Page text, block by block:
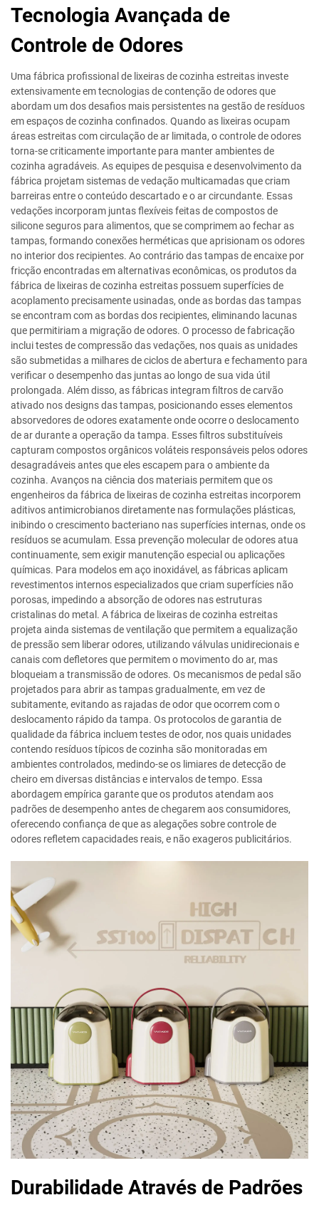
Tecnologia Avançada de
Controle de Odores
Uma fábrica profissional de lixeiras de cozinha estreitas investe
extensivamente em tecnologias de contenção de odores que
abordam um dos desafios mais persistentes na gestão de resíduos
em espaços de cozinha confinados. Quando as lixeiras ocupam
áreas estreitas com circulação de ar limitada, o controle de odores
torna-se criticamente importante para manter ambientes de
cozinha agradáveis. As equipes de pesquisa e desenvolvimento da
fábrica projetam sistemas de vedação multicamadas que criam
barreiras entre o conteúdo descartado e o ar circundante. Essas
vedações incorporam juntas flexíveis feitas de compostos de
silicone seguros para alimentos, que se comprimem ao fechar as
tampas, formando conexões herméticas que aprisionam os odores
no interior dos recipientes. Ao contrário das tampas de encaixe por
fricção encontradas em alternativas econômicas, os produtos da
fábrica de lixeiras de cozinha estreitas possuem superfícies de
acoplamento precisamente usinadas, onde as bordas das tampas
se encontram com as bordas dos recipientes, eliminando lacunas
que permitiriam a migração de odores. O processo de fabricação
inclui testes de compressão das vedações, nos quais as unidades
são submetidas a milhares de ciclos de abertura e fechamento para
verificar o desempenho das juntas ao longo de sua vida útil
prolongada. Além disso, as fábricas integram filtros de carvão
ativado nos designs das tampas, posicionando esses elementos
absorvedores de odores exatamente onde ocorre o deslocamento
de ar durante a operação da tampa. Esses filtros substituíveis
capturam compostos orgânicos voláteis responsáveis pelos odores
desagradáveis antes que eles escapem para o ambiente da
cozinha. Avanços na ciência dos materiais permitem que os
engenheiros da fábrica de lixeiras de cozinha estreitas incorporem
aditivos antimicrobianos diretamente nas formulações plásticas,
inibindo o crescimento bacteriano nas superfícies internas, onde os
resíduos se acumulam. Essa prevenção molecular de odores atua
continuamente, sem exigir manutenção especial ou aplicações
químicas. Para modelos em aço inoxidável, as fábricas aplicam
revestimentos internos especializados que criam superfícies não
porosas, impedindo a absorção de odores nas estruturas
cristalinas do metal. A fábrica de lixeiras de cozinha estreitas
projeta ainda sistemas de ventilação que permitem a equalização
de pressão sem liberar odores, utilizando válvulas unidirecionais e
canais com defletores que permitem o movimento do ar, mas
bloqueiam a transmissão de odores. Os mecanismos de pedal são
projetados para abrir as tampas gradualmente, em vez de
subitamente, evitando as rajadas de odor que ocorrem com o
deslocamento rápido da tampa. Os protocolos de garantia de
qualidade da fábrica incluem testes de odor, nos quais unidades
contendo resíduos típicos de cozinha são monitoradas em
ambientes controlados, medindo-se os limiares de detecção de
cheiro em diversas distâncias e intervalos de tempo. Essa
abordagem empírica garante que os produtos atendam aos
padrões de desempenho antes de chegarem aos consumidores,
oferecendo confiança de que as alegações sobre controle de
odores refletem capacidades reais, e não exageros publicitários.
Durabilidade Através de Padrões